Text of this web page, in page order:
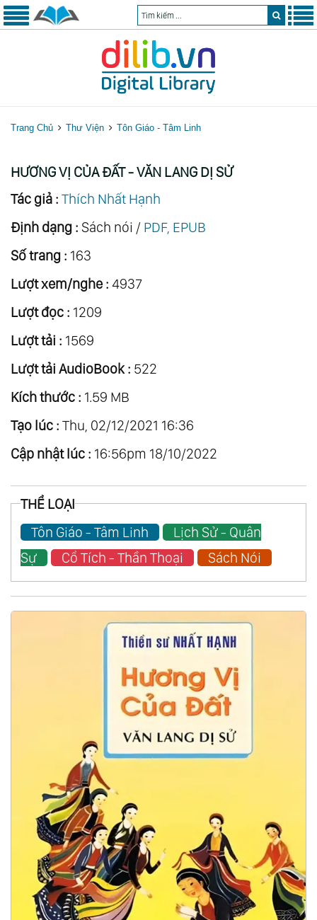
Trang Chủ Thư Viện Tôn Giáo - Tâm Linh
HƯƠNG VỊ CỦA ĐẤT - VĂN LANG DỊ SỬ
Tác giả : Thích Nhất Hạnh
Định dạng : Sách nói / PDF, EPUB
Số trang : 163
Lượt xem/nghe : 4937
Lượt đọc : 1209
Lượt tải : 1569
Lượt tải AudioBook : 522
Kích thước : 1.59 MB
Tạo lúc : Thu, 02/12/2021 16:36
Cập nhật lúc : 16:56pm 18/10/2022
THỂ LOẠI
Tôn Giáo - Tâm Linh
Lịch Sử - Quân
Sự
Cổ Tích - Thần Thoại Sách Nói